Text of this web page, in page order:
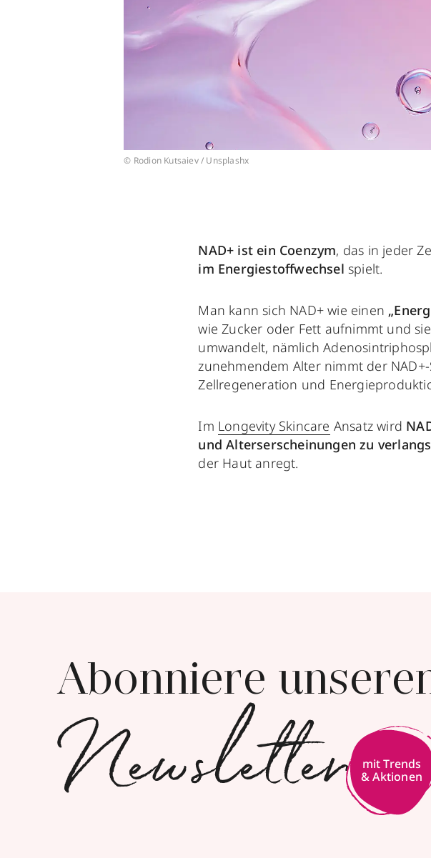
© Rodion Kutsaiev / Unsplashx
NAD+ ist ein Coenzym, das in jeder
im Energiestoffwechsel spielt.
Man kann sich NAD+ wie einen
wie Zucker oder Fett aufnimmt und
umwandelt, nämlich
zunehmendem Alter nimmt der
Zellregeneration und
Im Longevity Skincare Ansatz wird
und Alterserscheinungen zu
der Haut anregt​.
Abonniere
Newsletter
mit Trends
& Aktionen